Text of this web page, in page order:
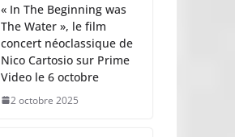
« In The Beginning was
The Water », le film
concert néoclassique de
Nico Cartosio sur Prime
Video le 6 octobre
2 octobre 2025